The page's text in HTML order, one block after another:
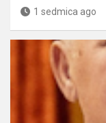
1 sedmica ago